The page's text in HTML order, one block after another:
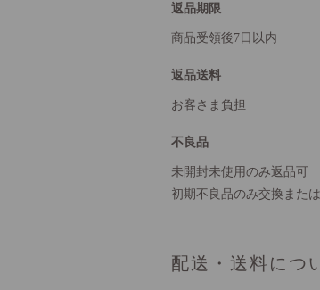
返品期限
商品受領後7日以内
返品送料
お客さま負担
不良品
未開封未使用のみ返品可
初期不良品のみ交換また
配送・送料につ